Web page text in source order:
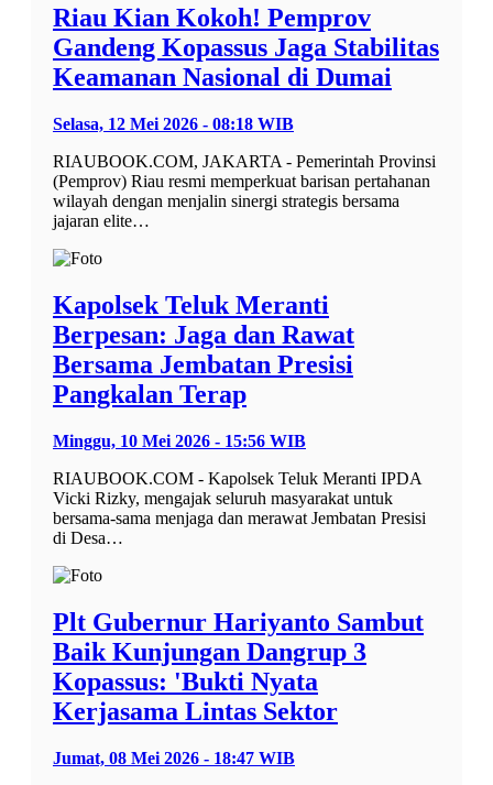
Riau Kian Kokoh! Pemprov
Gandeng Kopassus Jaga Stabilitas
Keamanan Nasional di Dumai
Selasa, 12 Mei 2026 - 08:18 WIB
RIAUBOOK.COM, JAKARTA - Pemerintah Provinsi
(Pemprov) Riau resmi memperkuat barisan pertahanan
wilayah dengan menjalin sinergi strategis bersama
jajaran elite…
Kapolsek Teluk Meranti
Berpesan: Jaga dan Rawat
Bersama Jembatan Presisi
Pangkalan Terap
Minggu, 10 Mei 2026 - 15:56 WIB
RIAUBOOK.COM - Kapolsek Teluk Meranti IPDA
Vicki Rizky, mengajak seluruh masyarakat untuk
bersama-sama menjaga dan merawat Jembatan Presisi
di Desa…
Plt Gubernur Hariyanto Sambut
Baik Kunjungan Dangrup 3
Kopassus: 'Bukti Nyata
Kerjasama Lintas Sektor
Jumat, 08 Mei 2026 - 18:47 WIB